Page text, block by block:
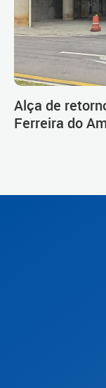
Alça de
Ferreira do